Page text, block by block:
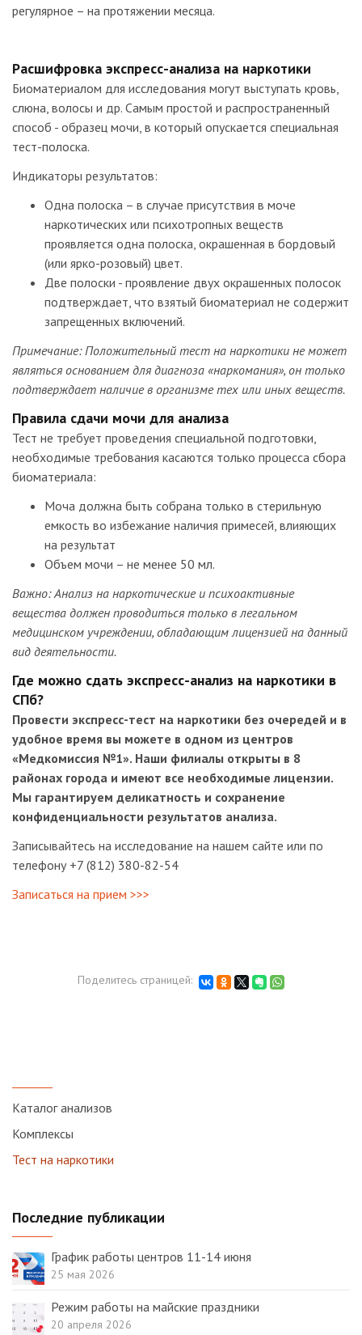
регулярное – на протяжении месяца.
Расшифровка экспресс-анализа на наркотики
Биоматериалом для исследования могут выступать кровь,
слюна, волосы и др. Самым простой и распространенный
способ - образец мочи, в который опускается специальная
тест-полоска.
Индикаторы результатов:
Одна полоска – в случае присутствия в моче
наркотических или психотропных веществ
проявляется одна полоска, окрашенная в бордовый
(или ярко-розовый) цвет.
Две полоски - проявление двух окрашенных полосок
подтверждает, что взятый биоматериал не содержит
запрещенных включений.
Примечание: Положительный тест на наркотики не может
являться основанием для диагноза «наркомания», он только
подтверждает наличие в организме тех или иных веществ.
Правила сдачи мочи для анализа
Тест не требует проведения специальной подготовки,
необходимые требования касаются только процесса сбора
биоматериала:
Моча должна быть собрана только в стерильную
емкость во избежание наличия примесей, влияющих
на результат
Объем мочи – не менее 50 мл.
Важно: Анализ на наркотические и психоактивные
вещества должен проводиться только в легальном
медицинском учреждении, обладающим лицензией на данный
вид деятельности.
Где можно сдать экспресс-анализ на наркотики в
СПб?
Провести экспресс-тест на наркотики без очередей и в
удобное время вы можете в одном из центров
«Медкомиссия №1». Наши филиалы открыты в 8
районах города и имеют все необходимые лицензии.
Мы гарантируем деликатность и сохранение
конфиденциальности результатов анализа.
Записывайтесь на исследование на нашем сайте или по
телефону +7 (812) 380-82-54
Записаться на прием >>>
Поделитесь страницей:
Каталог анализов
Комплексы
Тест на наркотики
Последние публикации
График работы центров 11-14 июня
25 мая 2026
Режим работы на майские праздники
20 апреля 2026